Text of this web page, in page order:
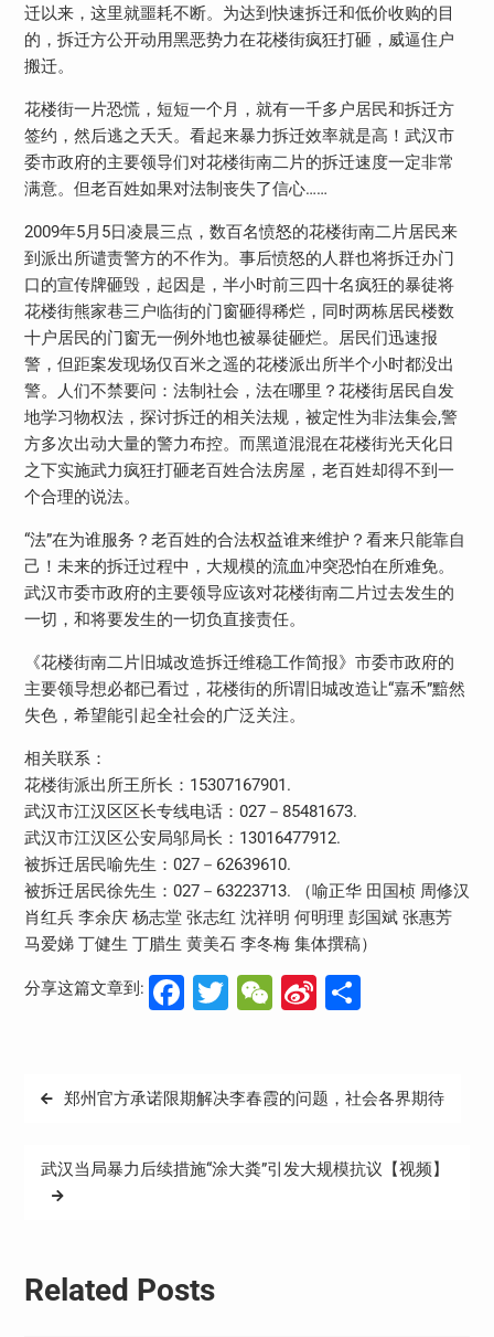
迁以来，这里就噩耗不断。为达到快速拆迁和低价收购的目
的，拆迁方公开动用黑恶势力在花楼街疯狂打砸，威逼住户
搬迁。
花楼街一片恐慌，短短一个月，就有一千多户居民和拆迁方
签约，然后逃之夭夭。看起来暴力拆迁效率就是高！武汉市
委市政府的主要领导们对花楼街南二片的拆迁速度一定非常
满意。但老百姓如果对法制丧失了信心……
2009年5月5日凌晨三点，数百名愤怒的花楼街南二片居民来
到派出所谴责警方的不作为。事后愤怒的人群也将拆迁办门
口的宣传牌砸毁，起因是，半小时前三四十名疯狂的暴徒将
花楼街熊家巷三户临街的门窗砸得稀烂，同时两栋居民楼数
十户居民的门窗无一例外地也被暴徒砸烂。居民们迅速报
警，但距案发现场仅百米之遥的花楼派出所半个小时都没出
警。人们不禁要问：法制社会，法在哪里？花楼街居民自发
地学习物权法，探讨拆迁的相关法规，被定性为非法集会,警
方多次出动大量的警力布控。而黑道混混在花楼街光天化日
之下实施武力疯狂打砸老百姓合法房屋，老百姓却得不到一
个合理的说法。
“法”在为谁服务？老百姓的合法权益谁来维护？看来只能靠自
己！未来的拆迁过程中，大规模的流血冲突恐怕在所难免。
武汉市委市政府的主要领导应该对花楼街南二片过去发生的
一切，和将要发生的一切负直接责任。
《花楼街南二片旧城改造拆迁维稳工作简报》市委市政府的
主要领导想必都已看过，花楼街的所谓旧城改造让“嘉禾”黯然
失色，希望能引起全社会的广泛关注。
相关联系：
花楼街派出所王所长：15307167901.
武汉市江汉区区长专线电话：027－85481673.
武汉市江汉区公安局邬局长：13016477912.
被拆迁居民喻先生：027－62639610.
被拆迁居民徐先生：027－63223713. （喻正华 田国桢 周修汉
肖红兵 李余庆 杨志堂 张志红 沈祥明 何明理 彭国斌 张惠芳
马爱娣 丁健生 丁腊生 黄美石 李冬梅 集体撰稿）
分享这篇文章到: Facebook
Twitter
WeChat
Sina分
文
导
郑州官方承诺限期解决李春霞的问题，社会各界期待
武汉当局暴力后续措施“涂大粪”引发大规模抗议【视频】
Related Posts